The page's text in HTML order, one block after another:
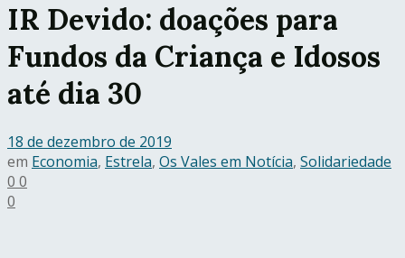
IR Devido: doações para
Fundos da Criança e Idosos
até dia 30
18 de dezembro de 2019
em Economia, Estrela, Os Vales em Notícia, Solidariedade
0 0
0